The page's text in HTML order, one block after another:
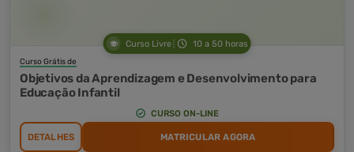
Curso Livre 10 a 50 horas
Curso Grátis de
Objetivos da Aprendizagem e Desenvolvimento para
Educação Infantil
CURSO ON-LINE
DETALHES MATRICULAR AGORA